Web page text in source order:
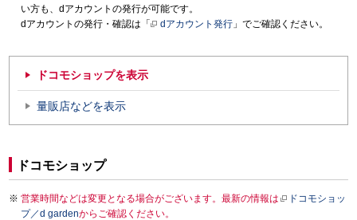
い方も、dアカウントの発行が可能です。
dアカウントの発行・確認は「
dアカウント発行 」でご確認ください。
ドコモショップを表示
量販店などを表示
ドコモショップ
営業時間などは変更となる場合がございます。最新の情報は
ドコモショッ
プ／d gardenからご確認ください。